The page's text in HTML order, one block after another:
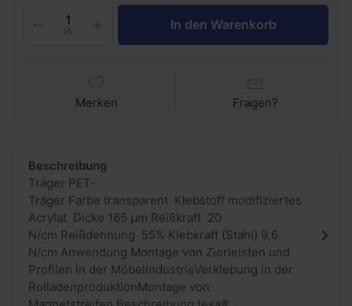
VE In den Warenkorb
Merken Fragen?
Beschreibung
Träger PET-
Träger Farbe transparent Klebstoff modifiziertes
Acrylat Dicke 165 µm Reißkraft 20
N/cm Reißdehnung 55% Klebkraft (Stahl) 9,6
N/cm Anwendung Montage von Zierleisten und
Profilen in der MöbelindustrieVerklebung in der
RolladenproduktionMontage von